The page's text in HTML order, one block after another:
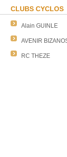
CLUBS CYCLOS
Alain GUINLE
AVENIR
RC THEZE